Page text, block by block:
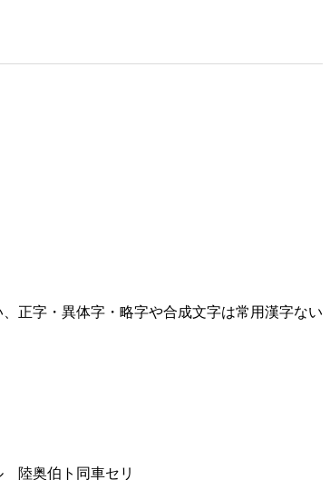
正字・異体字・略字や合成文字は常用漢字ない
奥伯ト同車セリ